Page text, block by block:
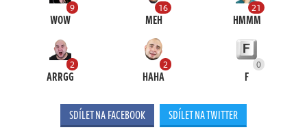
9
WOW
16
MEH
21
HMMM
2
ARRGG
2
HAHA
0
F
SDÍLET NA FACEBOOK SDÍLET NA TWITTER